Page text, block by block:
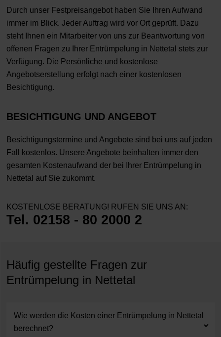
Durch unser Festpreisangebot haben Sie Ihren Aufwand
immer im Blick. Jeder Auftrag wird vor Ort geprüft. Dazu
steht Ihnen ein Mitarbeiter von uns zur Beantwortung von
offenen Fragen zu Ihrer Entrümpelung in Nettetal stets zur
Verfügung. Die Persönliche und kostenlose
Angebotserstellung erfolgt nach einer kostenlosen
Besichtigung.
BESICHTIGUNG UND ANGEBOT
Besichtigungstermine und Angebote sind bei uns auf jeden
Fall kostenlos. Unsere Angebote beinhalten immer den
gesamten Kostenaufwand der bei Ihrer Entrümpelung in
Nettetal auf Sie zukommt.
KOSTENLOSE BERATUNG! RUFEN SIE UNS AN:
Tel. 02158 - 80 2000 2
Häufig gestellte Fragen zur
Entrümpelung in Nettetal
Wie werden die Kosten einer Entrümpelung in Nettetal
berechnet?